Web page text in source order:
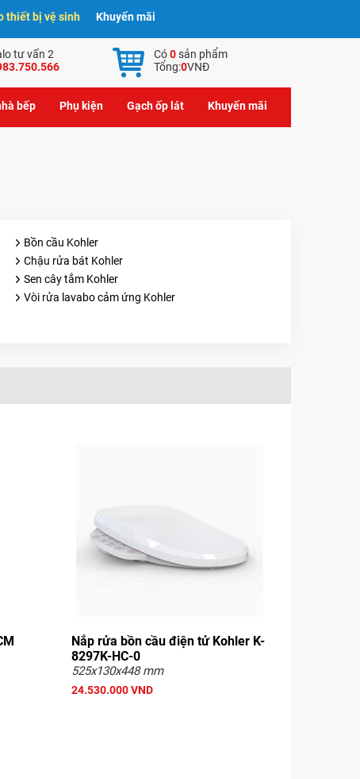
thiết bị vệ sinh Khuyến mãi
tư vấn 2
Có0sản phẩm
Tổng:0VNĐ
bếp Phụ kiện Gạch ốp lát Khuyến mãi
Bồn cầu Kohler
Chậu rửa bát Kohler
Sen cây tắm Kohler
Vòi rửa lavabo cảm ứng Kohler
Nắp rửa bồn cầu điện tử Kohler K-
8297K-HC-0
525x130x448 mm
24.530.000 VND